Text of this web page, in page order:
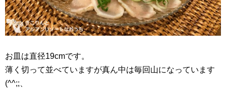
お皿は直径19cmです。
薄く切って並べていますが真ん中は毎回山になっています
(^^;;、